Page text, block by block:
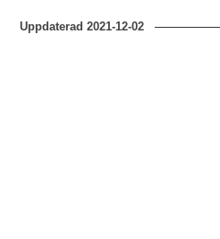
Uppdaterad2021-12-02